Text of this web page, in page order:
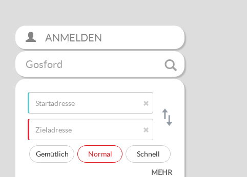
ANMELDEN
Gosford
Gemütlich Normal Schnell
MEHR